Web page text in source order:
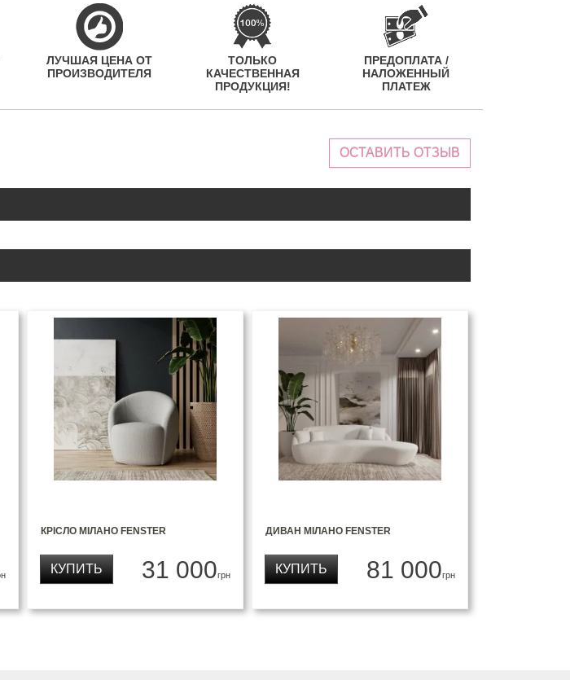
ЛУЧШАЯ ЦЕНА ОТ
ПРОИЗВОДИТЕЛЯ
ТОЛЬКО
КАЧЕСТВЕННАЯ
ПРОДУКЦИЯ!
ПРЕДОПЛАТА /
НАЛОЖЕННЫЙ
ПЛАТЕЖ
ОСТАВИТЬ ОТЗЫВ
КРІСЛО МІЛАНО FENSTER
31 000грн
КУПИТЬ
ДИВАН МІЛАНО FENSTER
81 000грн
КУПИТЬ